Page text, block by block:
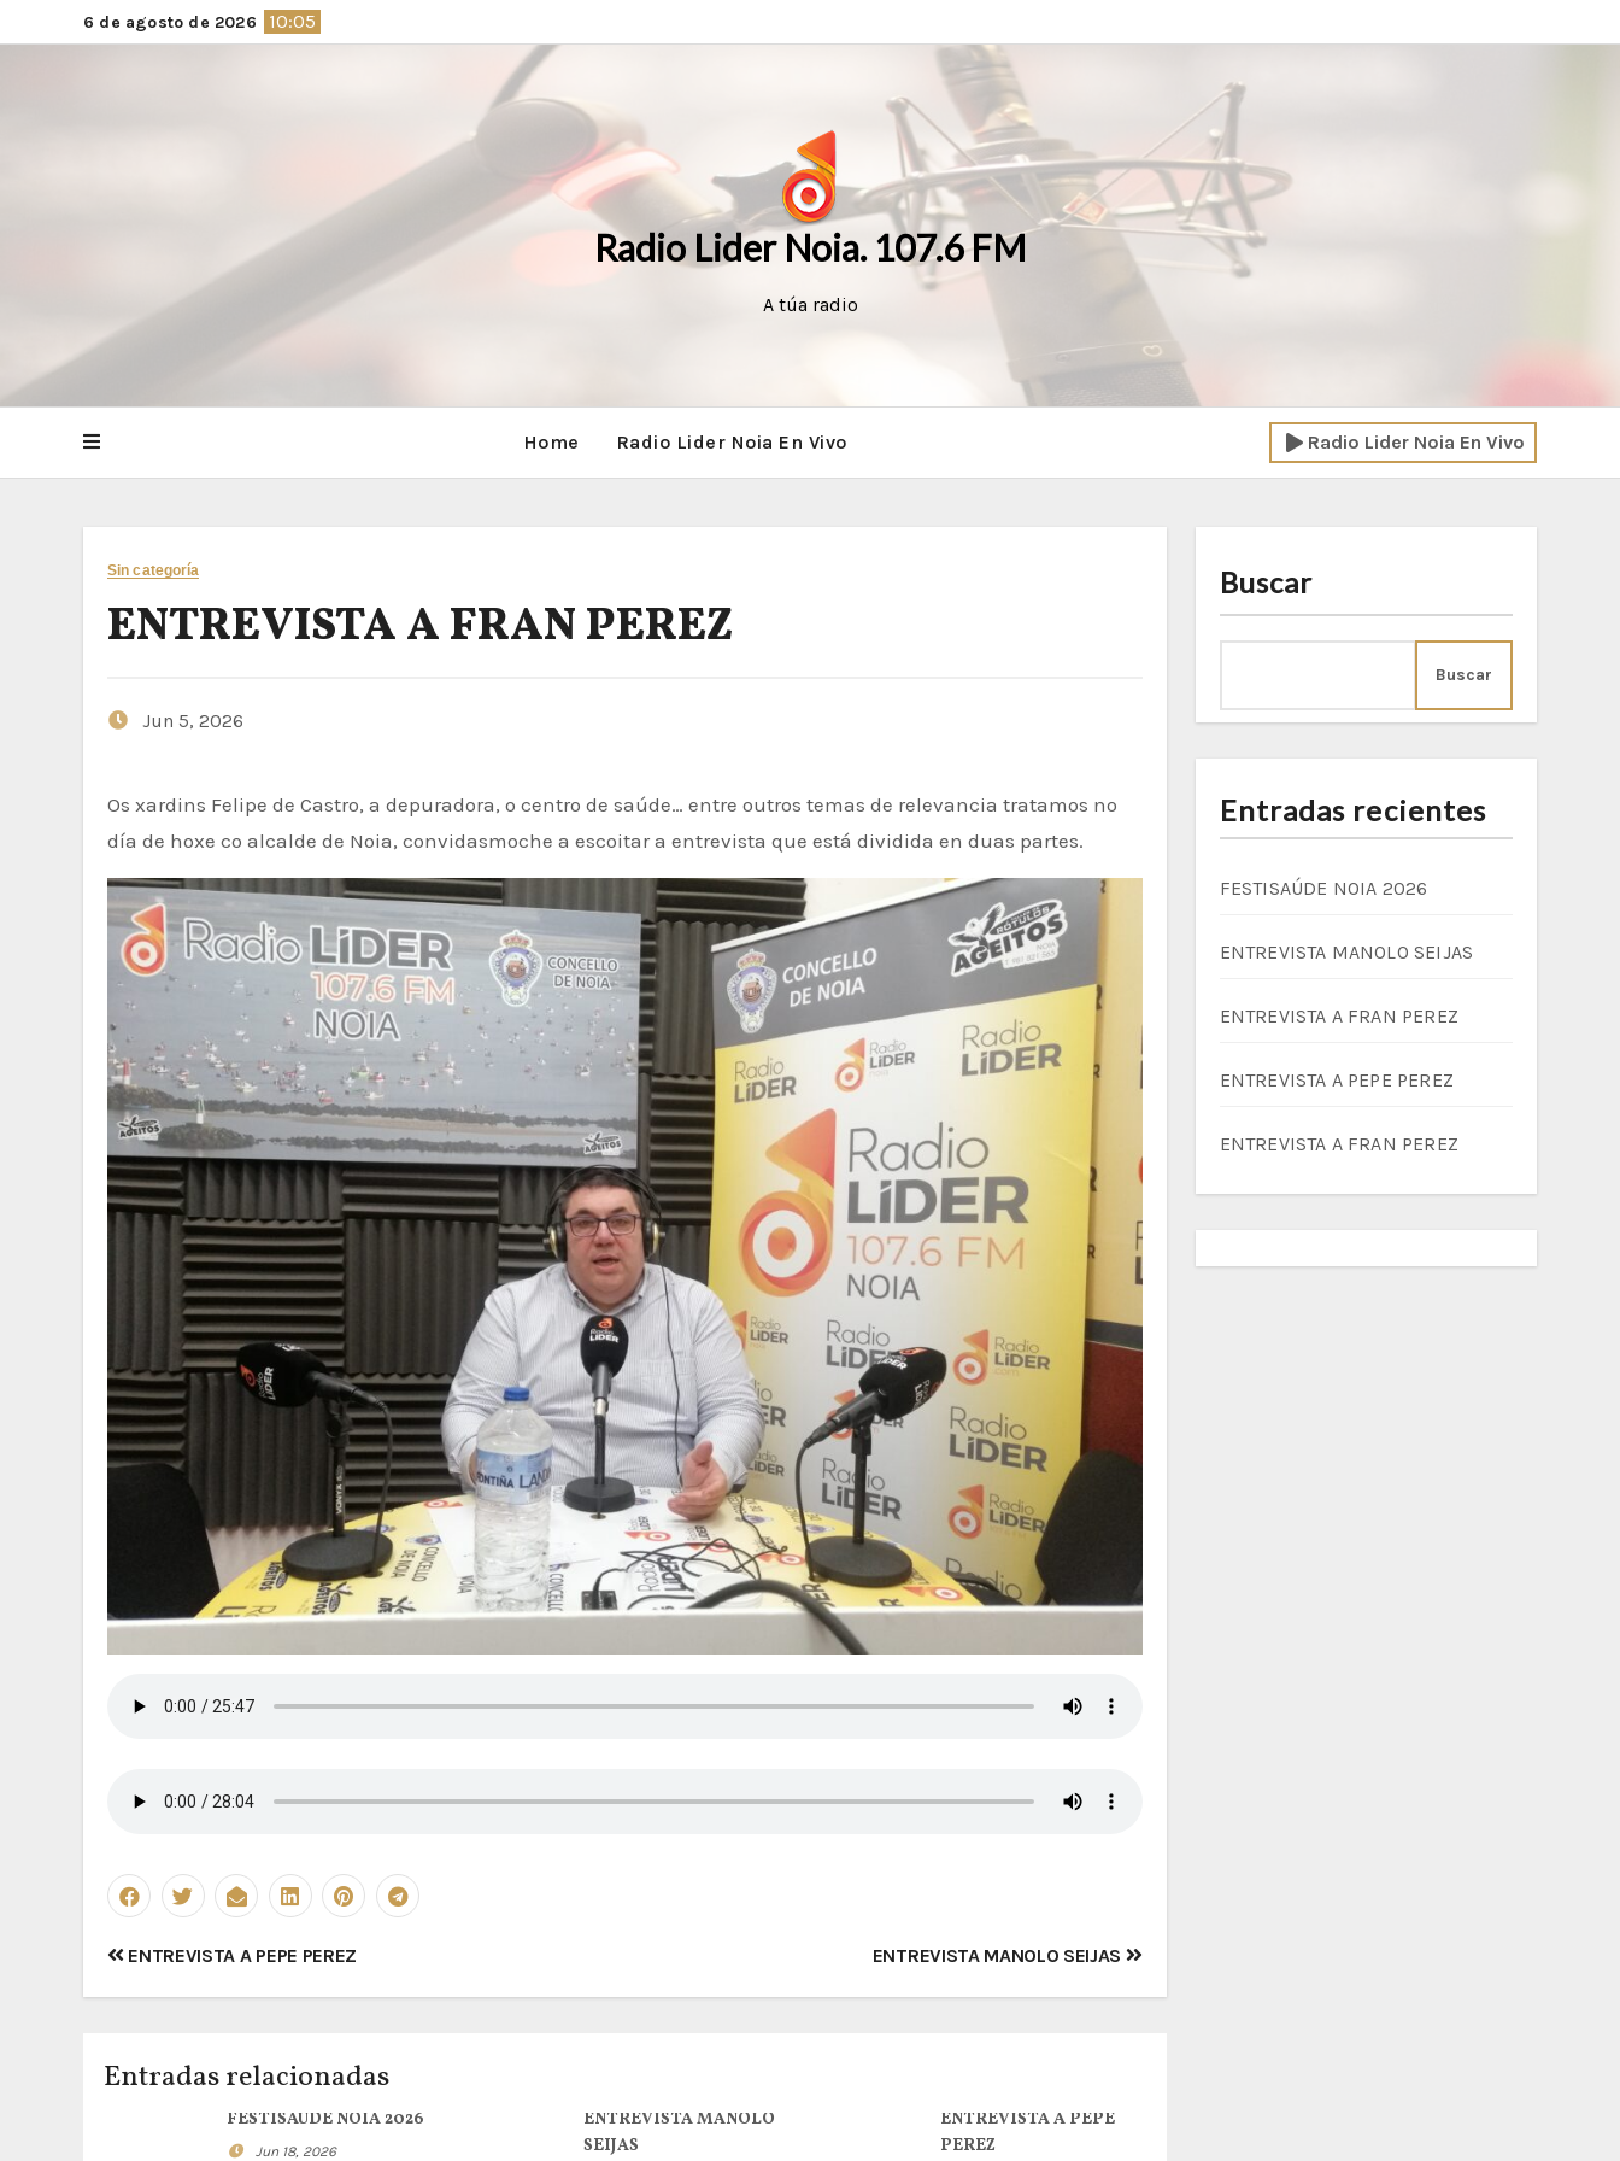
al
6 de agosto de 2026 10:05
Radio Lider Noia. 107.6 FM
A túa radio
Home Radio Lider Noia En Vivo Radio Lider Noia En Vivo
Sin categoría
ENTREVISTA A FRAN PEREZ
Jun 5, 2026
Os xardins Felipe de Castro, a depuradora, o centro de saúde… entre outros temas de relevancia tratamos no
día de hoxe co alcalde de Noia, convidasmoche a escoitar a entrevista que está dividida en duas partes.
Navegación
de
ENTREVISTA A PEPE PEREZ ENTREVISTA MANOLO SEIJAS
Entradas relacionadas
FESTISAÚDE NOIA 2026
Jun 18, 2026
ENTREVISTA MANOLO
SEIJAS
ENTREVISTA A PEPE
PEREZ
Buscar
Buscar
Entradas recientes
FESTISAÚDE NOIA 2026
ENTREVISTA MANOLO SEIJAS
ENTREVISTA A FRAN PEREZ
ENTREVISTA A PEPE PEREZ
ENTREVISTA A FRAN PEREZ